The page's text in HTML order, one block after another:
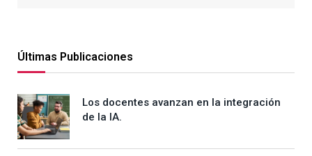
Últimas Publicaciones
Los docentes avanzan en la integración
de la IA.